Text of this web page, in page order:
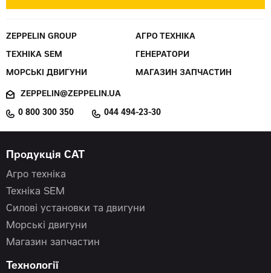
ZEPPELIN GROUP АГРО ТЕХНІКА
ТЕХНІКА SEM ГЕНЕРАТОРИ
МОРСЬКІ ДВИГУНИ МАГАЗИН ЗАПЧАСТИН
ZEPPELIN@ZEPPELIN.UA
0 800 300 350 044 494-23-30
Продукція CAT
Агро техніка
Техніка SEM
Силові установки та двигуни
Морські двигуни
Магазин запчастин
Технології